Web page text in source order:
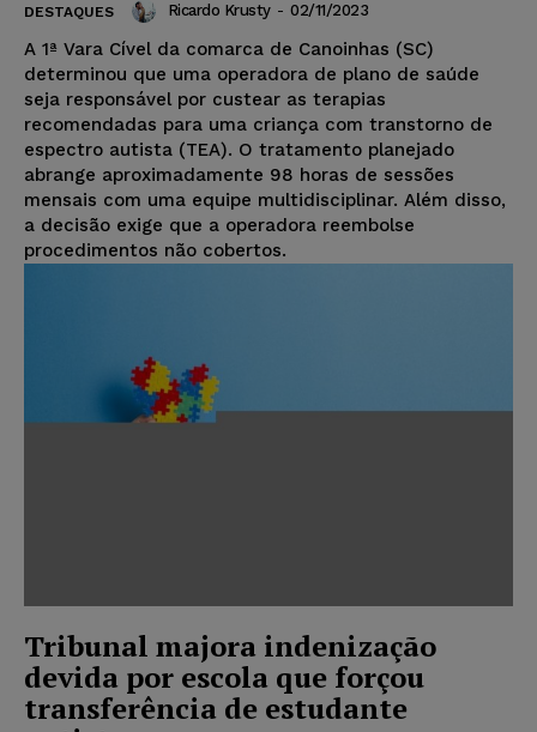
DESTAQUES Ricardo Krusty - 02/11/2023
A 1ª Vara Cível da comarca de Canoinhas (SC)
determinou que uma operadora de plano de saúde
seja responsável por custear as terapias
recomendadas para uma criança com transtorno de
espectro autista (TEA). O tratamento planejado
abrange aproximadamente 98 horas de sessões
mensais com uma equipe multidisciplinar. Além disso,
a decisão exige que a operadora reembolse
procedimentos não cobertos.
Tribunal majora indenização
devida por escola que forçou
transferência de estudante